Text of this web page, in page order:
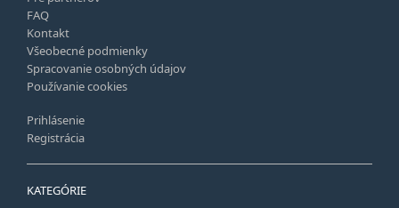
FAQ
Kontakt
Všeobecné podmienky
Spracovanie osobných údajov
Používanie cookies
Prihlásenie
Registrácia
KATEGÓRIE